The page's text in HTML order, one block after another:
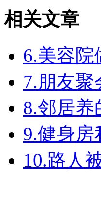
相关文章
6.美容
7.朋友
8.邻居
9.健身
10.路人